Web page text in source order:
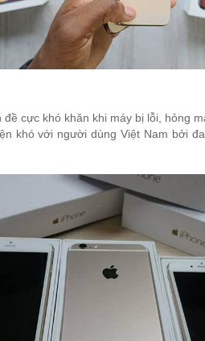
cực khó khăn khi máy bị lỗi, hỏng
khó với người dùng Việt Nam bởi